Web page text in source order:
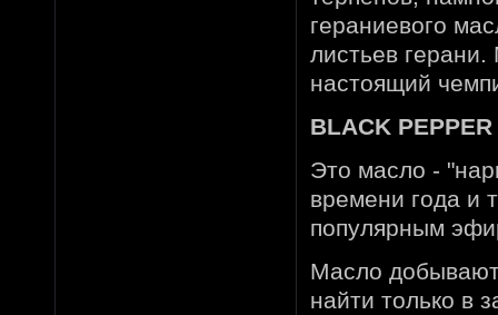
гераниевого
листьев
настоящий
BLACK
Это масло -
времени года и
популярным
Масло
найти только в